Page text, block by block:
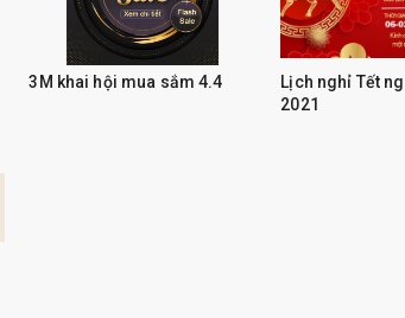
3M khai hội mua sắm 4.4
Lịch nghỉ Tết
2021